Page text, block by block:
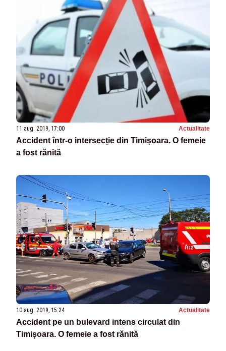
11 aug. 2019, 17:00 Actualitate
Accident într-o intersecție din Timișoara. O femeie
a fost rănită
10 aug. 2019, 15:24 Actualitate
Accident pe un bulevard intens circulat din
Timișoara. O femeie a fost rănită